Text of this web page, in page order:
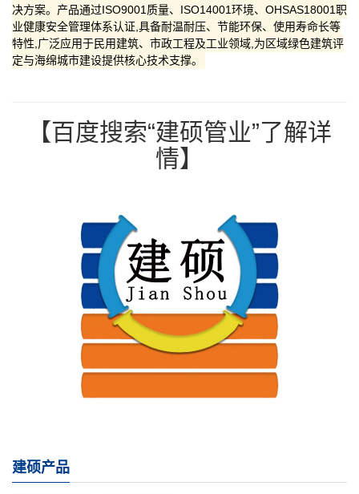
决方案。产品通过ISO9001质量、ISO14001环境、OHSAS18001职
业健康安全管理体系认证,具备耐温耐压、节能环保、使用寿命长等
特性,广泛应用于民用建筑、市政工程及工业领域,为区域绿色建筑评
定与海绵城市建设提供核心技术支撑。
【百度搜索“建硕管业”了解详
情】
建硕产品